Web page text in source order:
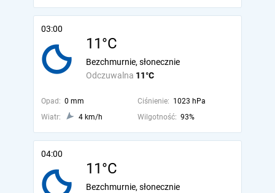
03:00
11°C
Odczuwalna 11°C
Bezchmurnie, słonecznie
Opad: 0 mm Ciśnienie: 1023 hPa
Wiatr:
4 km/h Wilgotność: 93%
04:00
11°C
Bezchmurnie, słonecznie